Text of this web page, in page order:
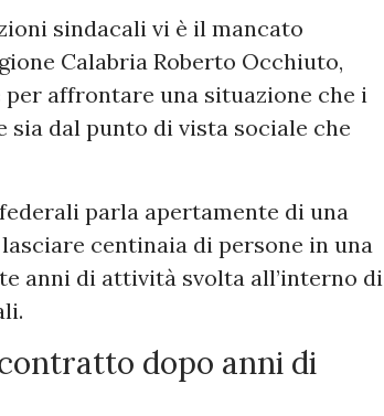
sindacali vi è il mancato
Calabria Roberto Occhiuto,
affrontare una situazione che i
dal punto di vista sociale che
parla apertamente di una
centinaia di persone in una
anni di attività svolta all’interno di
dopo anni di